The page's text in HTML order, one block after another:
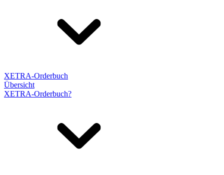
XETRA-Orderbuch
Übersicht
XETRA-Orderbuch?